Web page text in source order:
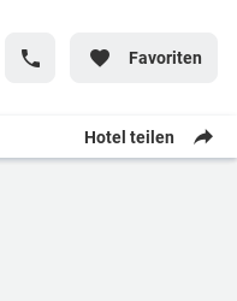
Favoriten
Hotel teilen